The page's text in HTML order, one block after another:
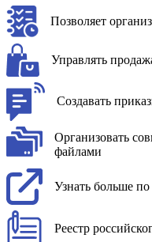
Позволяет
Управлять
Создавать
Организовать
файлами
Узнать больше по
Реестр